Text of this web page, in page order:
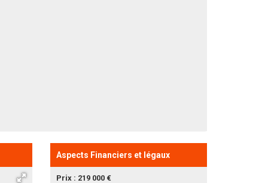
Aspects Financiers et légaux
Prix : 219 000 €